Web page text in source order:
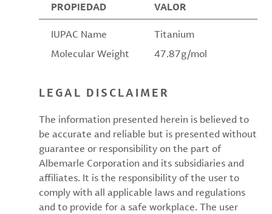
PROPIEDAD VALOR
IUPAC Name
Titanium
Molecular Weight
47.87g/mol
LEGAL DISCLAIMER
The information presented herein is believed to
be accurate and reliable but is presented without
guarantee or responsibility on the part of
Albemarle Corporation and its subsidiaries and
affiliates. It is the responsibility of the user to
comply with all applicable laws and regulations
and to provide for a safe workplace. The user